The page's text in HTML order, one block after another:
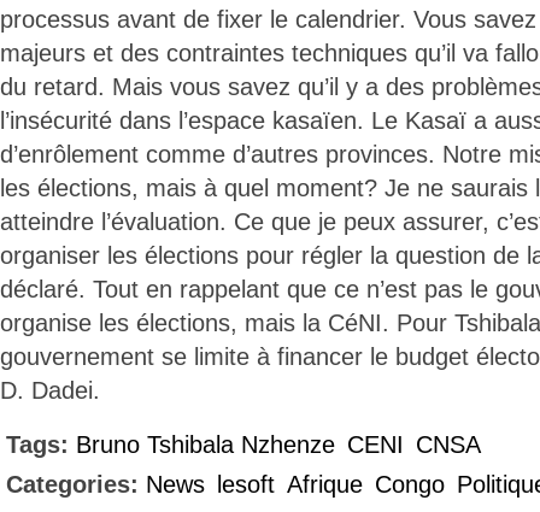
processus avant de fixer le calendrier. Vous
majeurs et des contraintes techniques qu’il va
du retard. Mais vous savez qu’il y a des
l’insécurité dans l’espace kasaïen. Le Kasaï a
d’enrôlement comme d’autres provinces. Notre
les élections, mais à quel moment? Je ne saurais
atteindre l’évaluation. Ce que je peux assurer,
organiser les élections pour régler la question de
déclaré. Tout en rappelant que ce n’est pas le
organise les élections, mais la CéNI. Pour
gouvernement se limite à financer le budget
D. Dadei.
Tags: Bruno Tshibala Nzhenze CENI CNSA
Categories: News lesoft Afrique Congo